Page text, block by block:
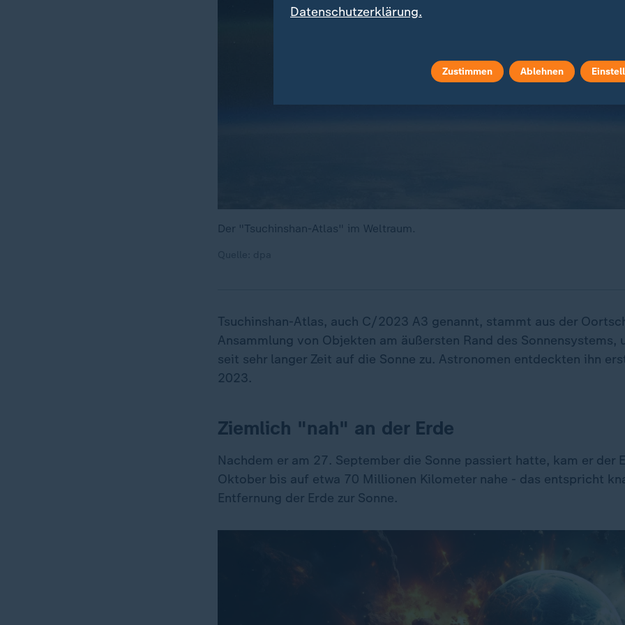
Der "Tsuchinshan-Atlas" im Weltraum.
Tsuchinshan-Atlas, auch C/2023 A3 genannt, stammt aus der
Ansammlung von Objekten am äußersten Rand des Sonnensystems,
seit sehr langer Zeit auf die Sonne zu. Astronomen entdeckten ihn
2023.
Ziemlich "nah" an der Erde
Nachdem er am 27. September die Sonne passiert hatte, kam er der
Oktober bis auf etwa 70 Millionen Kilometer nahe - das entspricht
Entfernung der Erde zur Sonne.
Datenschutzerklärung.
Zustimmen Ablehnen